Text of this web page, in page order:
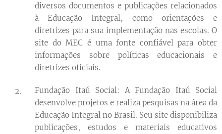
diversos documentos e publicações relacionados
à Educação Integral, como orientações e
diretrizes para sua implementação nas escolas. O
site do MEC é uma fonte confiável para obter
informações sobre políticas educacionais e
diretrizes oficiais.
Fundação Itaú Social: A Fundação Itaú Social
desenvolve projetos e realiza pesquisas na área da
Educação Integral no Brasil. Seu site disponibiliza
publicações, estudos e materiais educativos